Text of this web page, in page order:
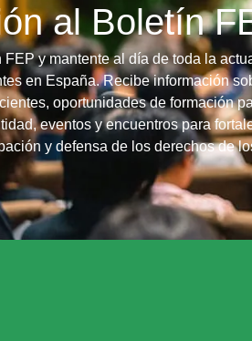
al Boletín
y mantente al día de toda la
en España. Recibe información
oportunidades de formación
eventos y encuentros para
y defensa de los derechos de